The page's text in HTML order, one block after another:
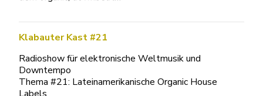
Klabauter Kast #21
Radioshow für elektronische Weltmusik und
Downtempo
Thema #21: Lateinamerikanische Organic House